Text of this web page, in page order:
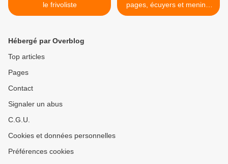
le frivoliste
pages, écuyers et menins.
>
Hébergé par Overblog
Top articles
Pages
Contact
Signaler un abus
C.G.U.
Cookies et données personnelles
Préférences cookies